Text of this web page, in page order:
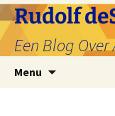
Ga
naar
de
inhoud
Rudolf
Een Blog
Menu